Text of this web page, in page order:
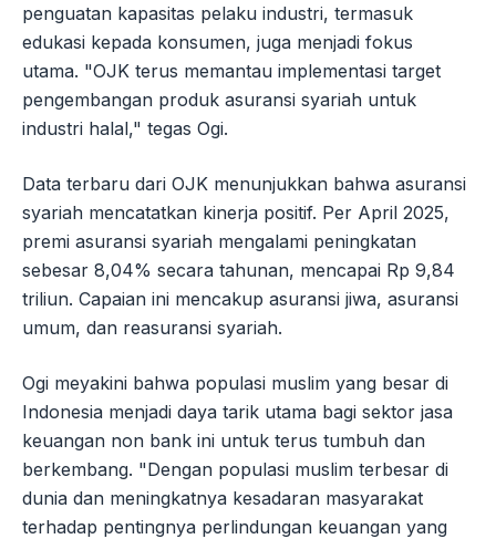
penguatan kapasitas pelaku industri, termasuk
edukasi kepada konsumen, juga menjadi fokus
utama. "OJK terus memantau implementasi target
pengembangan produk asuransi syariah untuk
industri halal," tegas Ogi.
Data terbaru dari OJK menunjukkan bahwa asuransi
syariah mencatatkan kinerja positif. Per April 2025,
premi asuransi syariah mengalami peningkatan
sebesar 8,04% secara tahunan, mencapai Rp 9,84
triliun. Capaian ini mencakup asuransi jiwa, asuransi
umum, dan reasuransi syariah.
Ogi meyakini bahwa populasi muslim yang besar di
Indonesia menjadi daya tarik utama bagi sektor jasa
keuangan non bank ini untuk terus tumbuh dan
berkembang. "Dengan populasi muslim terbesar di
dunia dan meningkatnya kesadaran masyarakat
terhadap pentingnya perlindungan keuangan yang